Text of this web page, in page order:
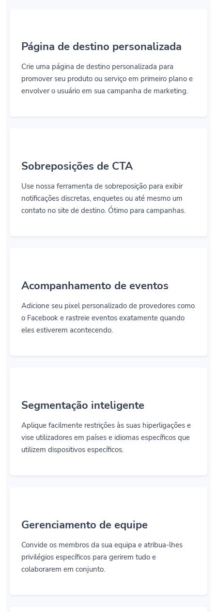
Página de destino personalizada
Crie uma página de destino personalizada para
promover seu produto ou serviço em primeiro plano e
envolver o usuário em sua campanha de marketing.
Sobreposições de CTA
Use nossa ferramenta de sobreposição para exibir
notificações discretas, enquetes ou até mesmo um
contato no site de destino. Ótimo para campanhas.
Acompanhamento de eventos
Adicione seu pixel personalizado de provedores como
o Facebook e rastreie eventos exatamente quando
eles estiverem acontecendo.
Segmentação inteligente
Aplique facilmente restrições às suas hiperligações e
vise utilizadores em países e idiomas específicos que
utilizem dispositivos específicos.
Gerenciamento de equipe
Convide os membros da sua equipa e atribua-lhes
privilégios específicos para gerirem tudo e
colaborarem em conjunto.